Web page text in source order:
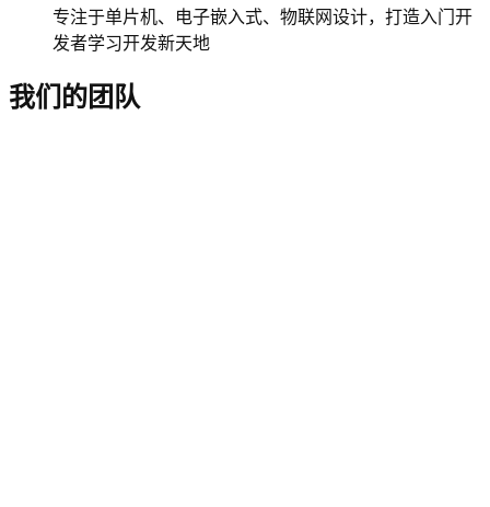
专注于单片机、电子嵌入式、物联网设计，打造入门开
发者学习开发新天地
我们的团队